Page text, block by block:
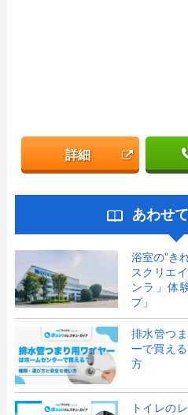
詳細
あわせ
浴室の”き
スクリエ
ンラ」体
プ」
排水管つ
ーで買え
方
トイレの